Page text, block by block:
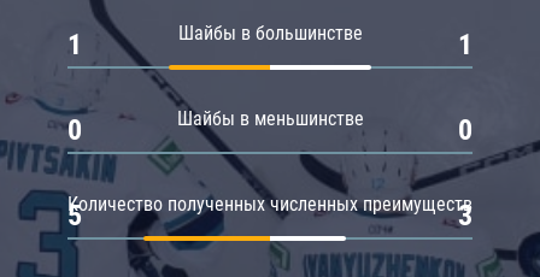
Шайбы в большинстве
1 1
Шайбы в меньшинстве
0 0
Количество полученных численных преимуществ
5 3